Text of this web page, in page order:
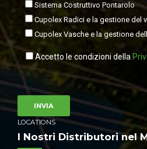
Sistema Costruttivo Pontarolo
Cupolex Radici e la gestione del
Cupolex Vasche e la gestione
Accetto le condizioni della
LOCATIONS
I Nostri Distributori nel